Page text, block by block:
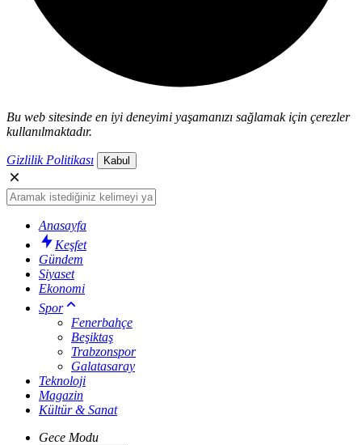
Bu web sitesinde en iyi deneyimi yaşamanızı sağlamak için çerezler
kullanılmaktadır.
Gizlilik Politikası Kabul
Anasayfa
Keşfet
Gündem
Siyaset
Ekonomi
Spor
Fenerbahçe
Beşiktaş
Trabzonspor
Galatasaray
Teknoloji
Magazin
Kültür & Sanat
Gece Modu